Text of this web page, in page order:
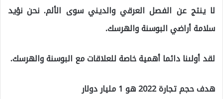
لا ينتج عن الفصل العرقي والديني سوى الألم. نحن نؤيد
سلامة أراضي البوسنة والهرسك.
لقد أولىنا دائما أهمية خاصة للعلاقات مع البوسنة والهرسك.
هدف حجم تجارة 2022 هو 1 مليار دولار